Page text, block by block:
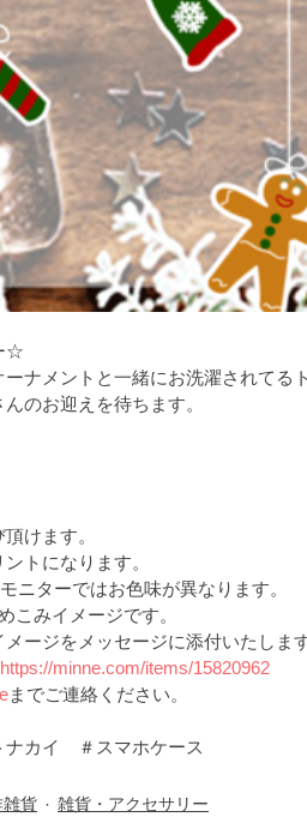
☆
ナメントと一緒にお洗濯されてる
のお迎えを待ちます。
けます。
トになります。
ニターではお色味が異なります。
こみイメージです。
ージをメッセージに添付いたします
https://minne.com/items/15820962
までご連絡ください。
ナカイ　＃スマホケース
雑貨 雑貨・アクセサリー